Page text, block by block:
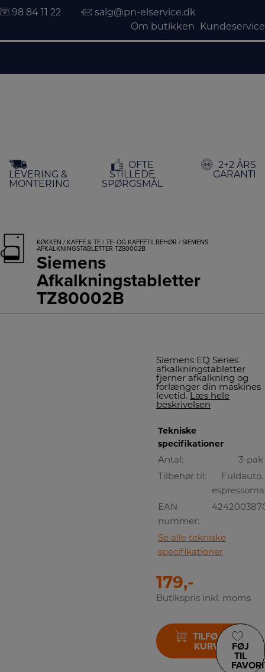
indholdet
98 84 11 22
salg@pn-elservice.dk
Om butikken
Kundeservice
LEVERING &
MONTERING
OFTE
STILLEDE
SPØRGSMÅL
2+2 ÅRS
GARANTI
KØKKEN / KAFFE & TE / TE- OG KAFFETILBEHØR / SIEMENS
AFKALKNINGSTABLETTER TZ80002B
Siemens
Afkalkningstabletter
TZ80002B
Siemens EQ Series
afkalkningstabletter
fjerner afkalkning og
forlænger din maskines
levetid. Læs hele
beskrivelsen
Tekniske
specifikationer
Antal:
3-pak
Tilbehør til:
Fuldauto.
EAN
nummer:
Se alle tekniske
specifikationer
179,-
Butikspris inkl. moms
TILFØJ TIL
KURV
FØJ
TIL